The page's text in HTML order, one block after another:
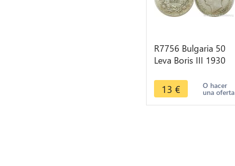
R7756 Bulgaria 50
Leva Boris III 1930
offer
13 € O hacer
una oferta